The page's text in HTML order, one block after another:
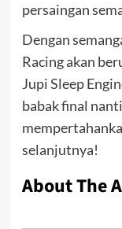
persaingan
Dengan
Racing akan
Jupi Sleep
babak final
selanjutnya!
About The